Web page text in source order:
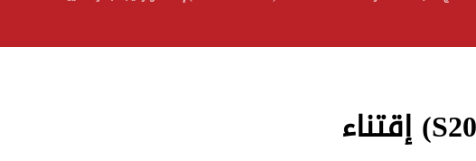
نتائج طلب الاستشارة عدد 07 لسنة 2025 (S20251006361-00) إقتناء